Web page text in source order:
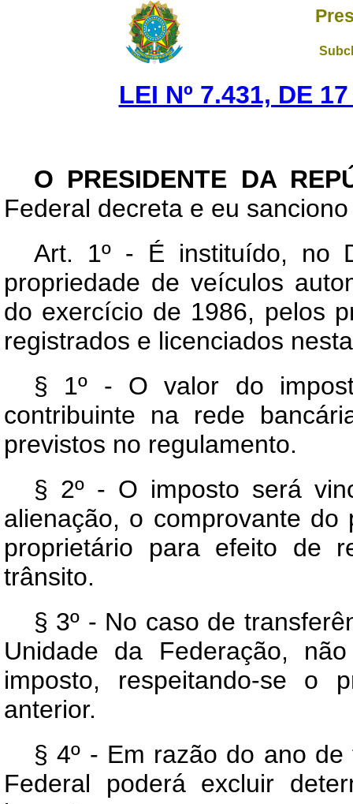
LEI Nº 7.431, DE
O PRESIDENTE DA
Federal decreta e eu
Art. 1º - É instituído, no
propriedade de veículos
do exercício de 1986, pelos
registrados e licenciados
§ 1º - O valor do
contribuinte na rede
previstos no regulamento.
§ 2º - O imposto será
alienação, o comprovante
proprietário para efeito de
trânsito.
§ 3º - No caso de
Unidade da Federação,
imposto, respeitando-se o
anterior.
§ 4º - Em razão do ano
Federal poderá excluir